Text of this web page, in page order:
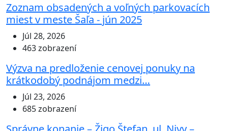
Zoznam obsadených a voľných parkovacích
miest v meste Šaľa - jún 2025
Júl 28, 2026
463 zobrazení
Výzva na predloženie cenovej ponuky na
krátkodobý podnájom medzi…
Júl 23, 2026
685 zobrazení